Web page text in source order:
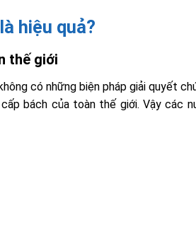
hiệu quả?
thế giới
có những biện pháp giải quyết
bách của toàn thế giới. Vậy các